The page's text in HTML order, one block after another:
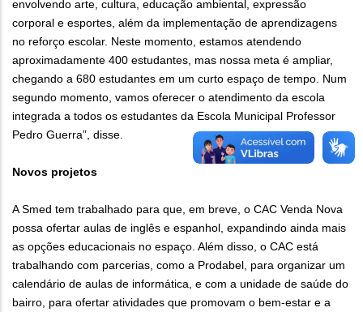
envolvendo arte, cultura, educação ambiental, expressão
corporal e esportes, além da implementação de aprendizagens
no reforço escolar. Neste momento, estamos atendendo
aproximadamente 400 estudantes, mas nossa meta é ampliar,
chegando a 680 estudantes em um curto espaço de tempo. Num
segundo momento, vamos oferecer o atendimento da escola
integrada a todos os estudantes da Escola Municipal Professor
Pedro Guerra”, disse.
Novos projetos
A Smed tem trabalhado para que, em breve, o CAC Venda Nova
possa ofertar aulas de inglês e espanhol, expandindo ainda mais
as opções educacionais no espaço. Além disso, o CAC está
trabalhando com parcerias, como a Prodabel, para organizar um
calendário de aulas de informática, e com a unidade de saúde do
bairro, para ofertar atividades que promovam o bem-estar e a